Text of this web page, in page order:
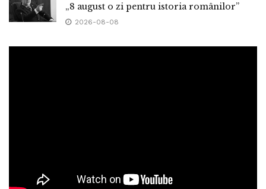
„8 august o zi pentru istoria românilor”
2026-08-08